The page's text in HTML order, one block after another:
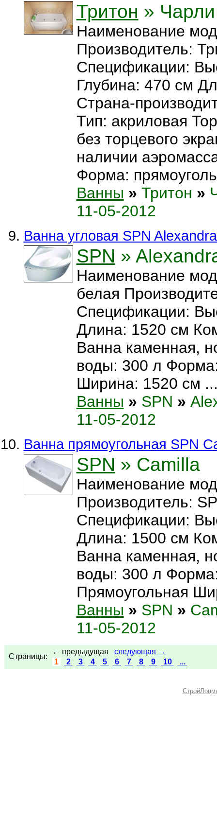
Тритон » Чарли
Наименование
Производитель:
Спецификации:
Глубина: 470 см
Страна-
Тип: акриловая
без торцевого
наличии
Форма:
Ванны » Тритон »
11-05-2012
Ванна угловая SPN
SPN »
Наименование
белая
Спецификации:
Длина: 1520 см
Ванна каменная,
воды: 300 л
Ширина: 1520 см
Ванны » SPN »
11-05-2012
Ванна прямоугольная SPN
SPN » Camilla
Наименование
Производитель:
Спецификации:
Длина: 1500 см
Ванна каменная,
воды: 300 л
Прямоугольная
Ванны » SPN »
11-05-2012
Страницы:
← предыдущая следующая →
1
2 3 4 5 6 7 8 9 10 ...